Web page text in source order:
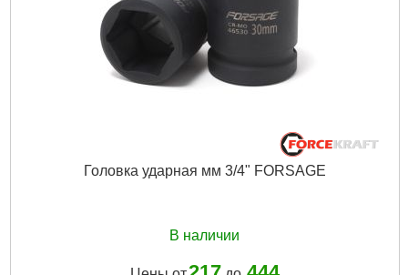
3,300 г
Подробнее...
Головка ударная мм 3/4" FORSAGE
В наличии